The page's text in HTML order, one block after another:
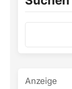
Anzeige